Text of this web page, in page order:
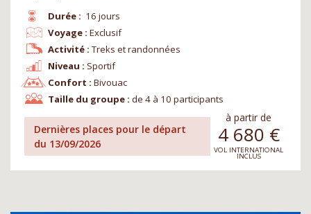
Durée : 16 jours
Niveau : Sportif
Voyage : Exclusif
Confort : Bivouac
Activité : Treks et randonnées
Taille du groupe : de 4 à 10 participants
Dernières places pour le départ
du 13/09/2026
à partir de
4 680 €
VOL INTERNATIONAL
INCLUS